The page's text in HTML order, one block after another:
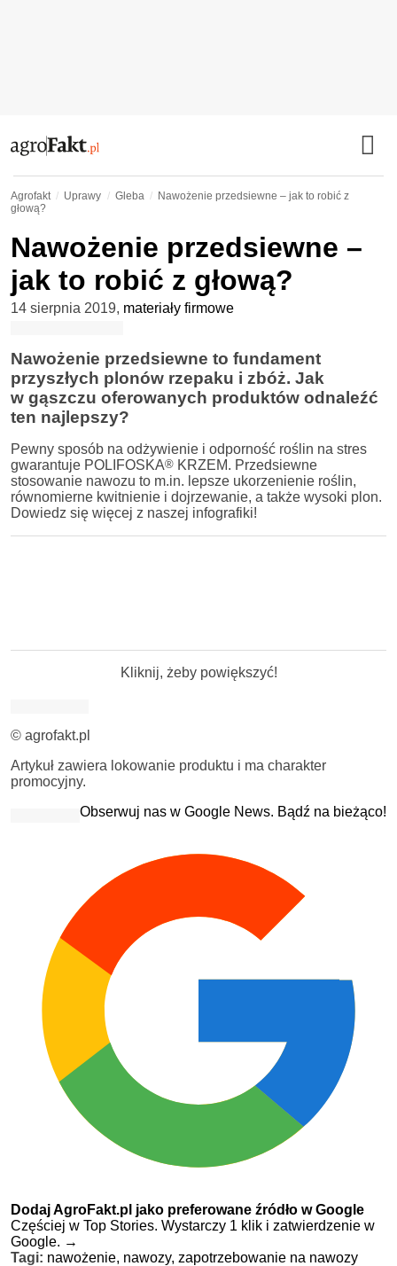
Agrofakt Uprawy Gleba
Nawożenie przedsiewne – jak to robić z
głową?
Nawożenie przedsiewne –
jak to robić z głową?
14 sierpnia 2019, materiały firmowe
Nawożenie przedsiewne to fundament
przyszłych plonów rzepaku i zbóż. Jak
w gąszczu oferowanych produktów odnaleźć
ten najlepszy?
Pewny sposób na odżywienie i odporność roślin na stres
gwarantuje POLIFOSKA® KRZEM. Przedsiewne
stosowanie nawozu to m.in. lepsze ukorzenienie roślin,
równomierne kwitnienie i dojrzewanie, a także wysoki plon.
Dowiedz się więcej z naszej infografiki!
Kliknij, żeby powiększyć!
© agrofakt.pl
Artykuł zawiera lokowanie produktu i ma charakter
promocyjny.
Obserwuj nas w Google News. Bądź na bieżąco!
Dodaj AgroFakt.pl jako preferowane źródło w Google
Częściej w Top Stories. Wystarczy 1 klik i zatwierdzenie w
Google. →
Tagi: nawożenie, nawozy, zapotrzebowanie na nawozy